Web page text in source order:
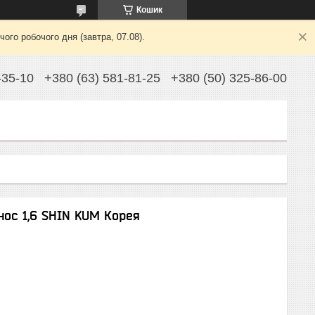
Кошик
робочого дня (завтра, 07.08).
10 +380 (63) 581-81-25 +380 (50) 325-86-00
1,6 SHIN KUM Корея